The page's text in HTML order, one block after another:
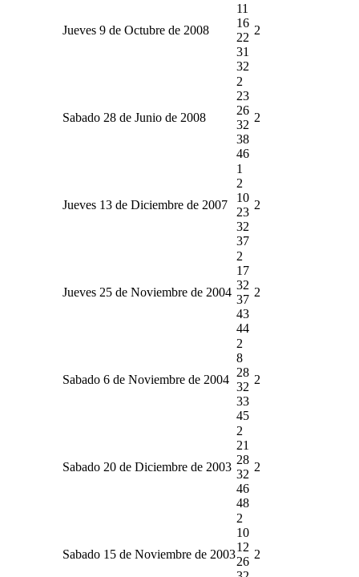
Jueves 9 de Octubre de 2008
11
16
22
31
32
2
Sabado 28 de Junio de 2008
2
23
26
32
38
46
2
Jueves 13 de Diciembre de 2007
1
2
10
23
32
37
2
Jueves 25 de Noviembre de 2004
2
17
32
37
43
44
2
Sabado 6 de Noviembre de 2004
2
8
28
32
33
45
2
Sabado 20 de Diciembre de 2003
2
21
28
32
46
48
2
Sabado 15 de Noviembre de 2003
2
10
12
26
2